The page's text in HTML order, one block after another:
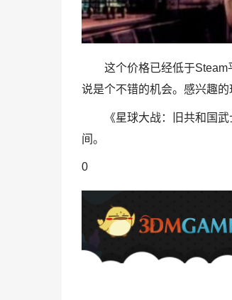
这个价格已经低于
说是个不错的机会。感兴趣
《星球大战：旧共和国
间。
0